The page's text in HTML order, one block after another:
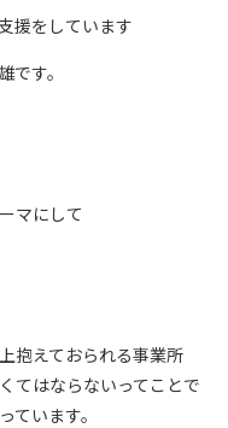
援をしています
す。
マにして
抱えておられる事業所
てはならないってことで
ています。